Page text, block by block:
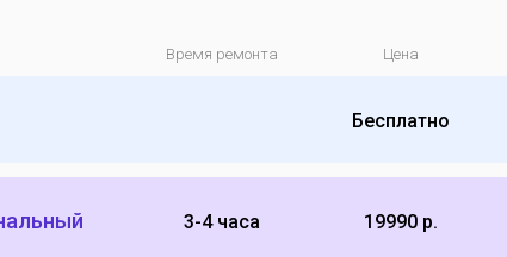
Время ремонта Цена
Бесплатно
3-4 часа 19990 р.